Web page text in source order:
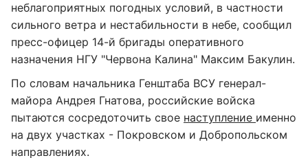
неблагоприятных погодных условий, в частности
сильного ветра и нестабильности в небе, сообщил
пресс-офицер 14-й бригады оперативного
назначения НГУ "Червона Калина" Максим Бакулин.
По словам начальника Генштаба ВСУ генерал-
майора Андрея Гнатова, российские войска
пытаются сосредоточить свое наступление именно
на двух участках - Покровском и Добропольском
направлениях.